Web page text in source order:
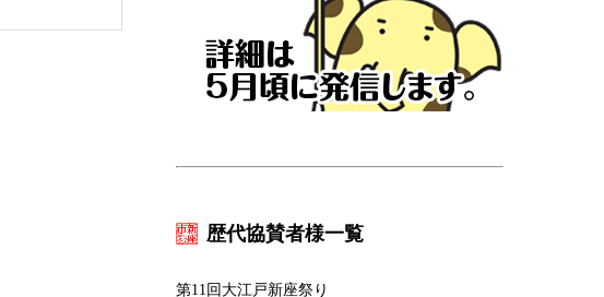
歴代協賛者様一覧
第11回大江戸新座祭り